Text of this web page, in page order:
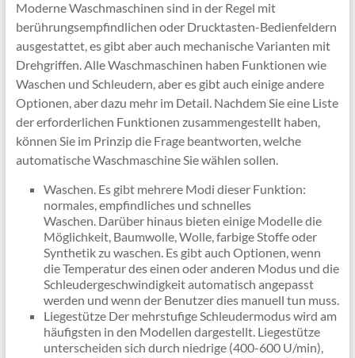
Moderne Waschmaschinen sind in der Regel mit
berührungsempfindlichen oder Drucktasten-Bedienfeldern
ausgestattet, es gibt aber auch mechanische Varianten mit
Drehgriffen. Alle Waschmaschinen haben Funktionen wie
Waschen und Schleudern, aber es gibt auch einige andere
Optionen, aber dazu mehr im Detail. Nachdem Sie eine Liste
der erforderlichen Funktionen zusammengestellt haben,
können Sie im Prinzip die Frage beantworten, welche
automatische Waschmaschine Sie wählen sollen.
Waschen. Es gibt mehrere Modi dieser Funktion:
normales, empfindliches und schnelles
Waschen. Darüber hinaus bieten einige Modelle die
Möglichkeit, Baumwolle, Wolle, farbige Stoffe oder
Synthetik zu waschen. Es gibt auch Optionen, wenn
die Temperatur des einen oder anderen Modus und die
Schleudergeschwindigkeit automatisch angepasst
werden und wenn der Benutzer dies manuell tun muss.
Liegestütze Der mehrstufige Schleudermodus wird am
häufigsten in den Modellen dargestellt. Liegestütze
unterscheiden sich durch niedrige (400-600 U/min),